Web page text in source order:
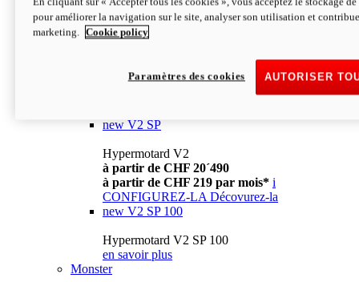
à partir de CHF 13´990 i
CONFIGUREZ-LA Décovurez-la
newV2
à partir de CHF 15´990
à partir de CHF 169 par mois* i
new V2 SP
Hypermotard V2
à partir de CHF 20´490
à partir de CHF 219 par mois* i
CONFIGUREZ-LA Décovurez-la
new V2 SP 100
Hypermotard V2 SP 100
en savoir plus
Monster
pour améliorer la navigation sur le site, analyser son utilisation et
marketing.
Cookie policy
AUTORISER
Paramètres des cookies